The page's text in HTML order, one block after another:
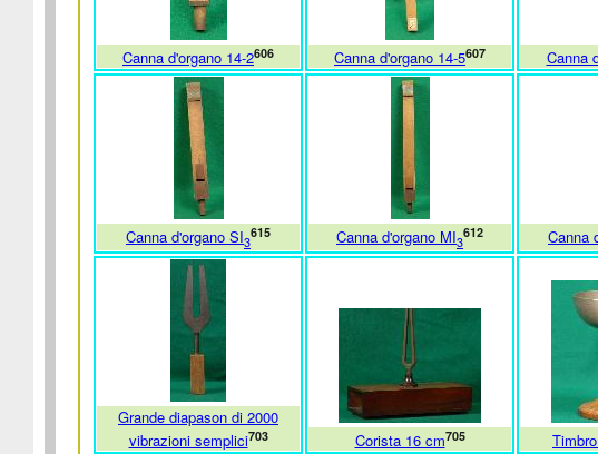
Canna d'organo 14-2606 Canna d'organo 14-5607 Canna
Canna d'organo SI3
615 Canna d'organo MI3
612 Canna
Grande diapason di 2000
vibrazioni semplici703 Corista 16 cm705